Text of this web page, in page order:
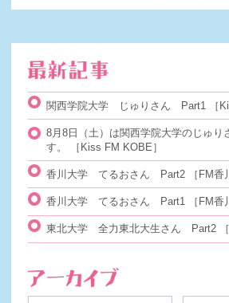
関西学院大学 じゅりさん Part1 ［
8月8日（土）は関西学院大学のじゅり
す。
［Kiss FM KOBE］
香川大学 てるおさん Part2 ［FM香
香川大学 てるおさん Part1 ［FM香
東北大学 全力東北大生さん Part2